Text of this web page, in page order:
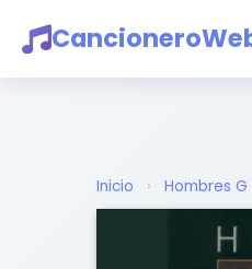
Inicio › Hombres G